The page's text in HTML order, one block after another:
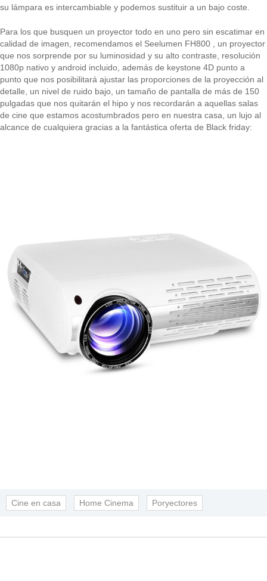
su lámpara es intercambiable y podemos sustituir a un bajo coste.
Para los que busquen un proyector todo en uno pero sin escatimar en
calidad de imagen, recomendamos el Seelumen FH800 , un proyector
que nos sorprende por su luminosidad y su alto contraste, resolución
1080p nativo y android incluido, además de keystone 4D punto a
punto que nos posibilitará ajustar las proporciones de la proyección al
detalle, un nivel de ruido bajo, un tamaño de pantalla de más de 150
pulgadas que nos quitarán el hipo y nos recordarán a aquellas salas
de cine que estamos acostumbrados pero en nuestra casa, un lujo al
alcance de cualquiera gracias a la fantástica oferta de Black friday:
Cine en casa Home Cinema Poryectores